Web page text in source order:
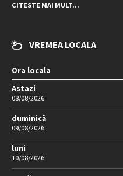
CITESTE MAI MULT...
VREMEA LOCALA
Ora locala
Astazi
08/08/2026
duminică
09/08/2026
luni
10/08/2026